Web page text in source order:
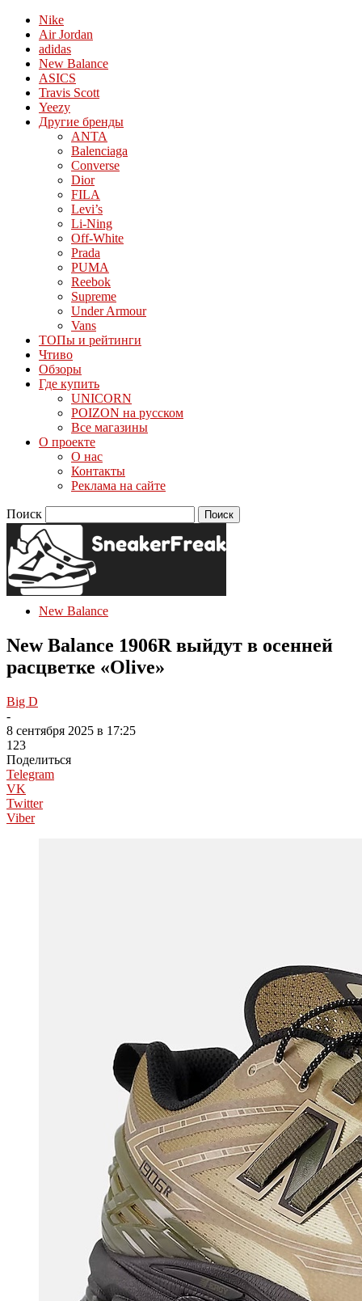
Nike
Air Jordan
adidas
New Balance
ASICS
Travis Scott
Yeezy
Другие бренды
ANTA
Balenciaga
Converse
Dior
FILA
Levi’s
Li-Ning
Off-White
Prada
PUMA
Reebok
Supreme
Under Armour
Vans
ТОПы и рейтинги
Чтиво
Обзоры
Где купить
UNICORN
POIZON на русском
Все магазины
О проекте
О нас
Контакты
Реклама на сайте
Поиск
New Balance
New Balance 1906R выйдут в осенней
расцветке «Olive»
Big D
-
8 сентября 2025 в 17:25
123
Поделиться
Telegram
VK
Twitter
Viber